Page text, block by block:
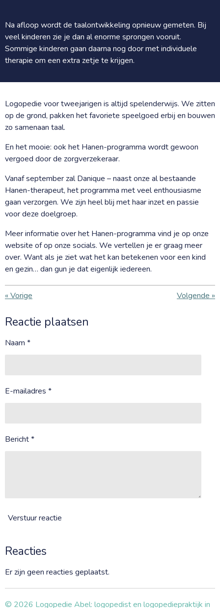
Na afloop wordt de taalontwikkeling opnieuw gemeten. Bij
veel kinderen zie je dan al enorme sprongen vooruit.
Sommige kinderen gaan daarna nog door met individuele
therapie om een extra zetje te krijgen.
Logopedie voor tweejarigen is altijd spelenderwijs. We zitten
op de grond, pakken het favoriete speelgoed erbij en bouwen
zo samenaan taal.
En het mooie: ook het Hanen-programma wordt gewoon
vergoed door de zorgverzekeraar.
Vanaf september zal Danique – naast onze al bestaande
Hanen-therapeut, het programma met veel enthousiasme
gaan verzorgen. We zijn heel blij met haar inzet en passie
voor deze doelgroep.
Meer informatie over het Hanen-programma vind je op onze
website of op onze socials. We vertellen je er graag meer
over. Want als je ziet wat het kan betekenen voor een kind
en gezin… dan gun je dat eigenlijk iedereen.
« Vorige Volgende »
Reactie plaatsen
Naam *
E-mailadres *
Bericht *
Verstuur reactie
Reacties
Er zijn geen reacties geplaatst.
© 2026 Logopedie Abel: logopedist en logopediepraktijk in